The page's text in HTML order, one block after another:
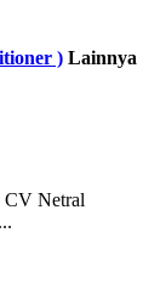
) Lainnya
Netral